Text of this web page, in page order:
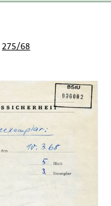
275/68